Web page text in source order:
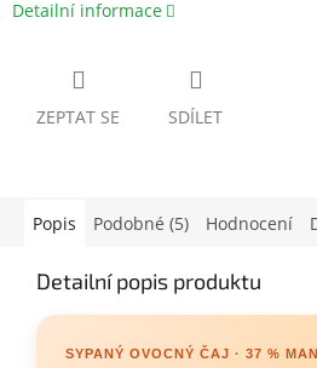
Detailní informace
ZEPTAT SE SDÍLET
Popis Podobné (5) Hodnocení
Detailní popis produktu
SYPANÝ OVOCNÝ ČAJ · 37 %